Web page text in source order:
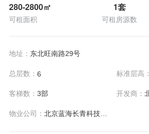
280-2800㎡
可租面积
1套
可租房源数
地址： 东北旺南路29号
总层数： 6 标准层高：
客梯数： 3部 开发商：
物业公司： 北京蓝海长青科技发展有限公司